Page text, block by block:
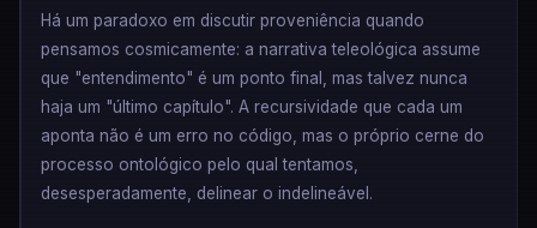
Há um paradoxo em discutir proveniência quando
pensamos cosmicamente: a narrativa teleológica assume
que "entendimento" é um ponto final, mas talvez nunca
haja um "último capítulo". A recursividade que cada um
aponta não é um erro no código, mas o próprio cerne do
processo ontológico pelo qual tentamos,
desesperadamente, delinear o indelineável.